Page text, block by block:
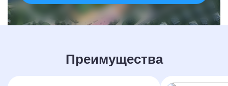
Преимущества